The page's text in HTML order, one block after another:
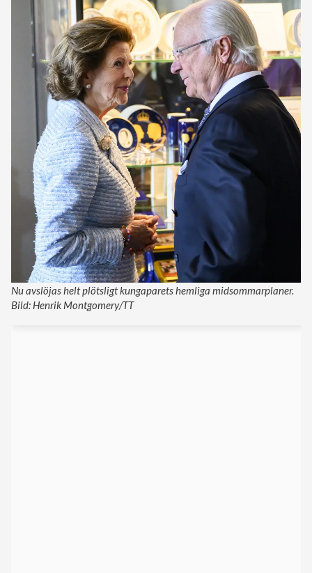
Nu avslöjas helt plötsligt kungaparets hemliga midsommarplaner.
Bild: Henrik Montgomery/TT